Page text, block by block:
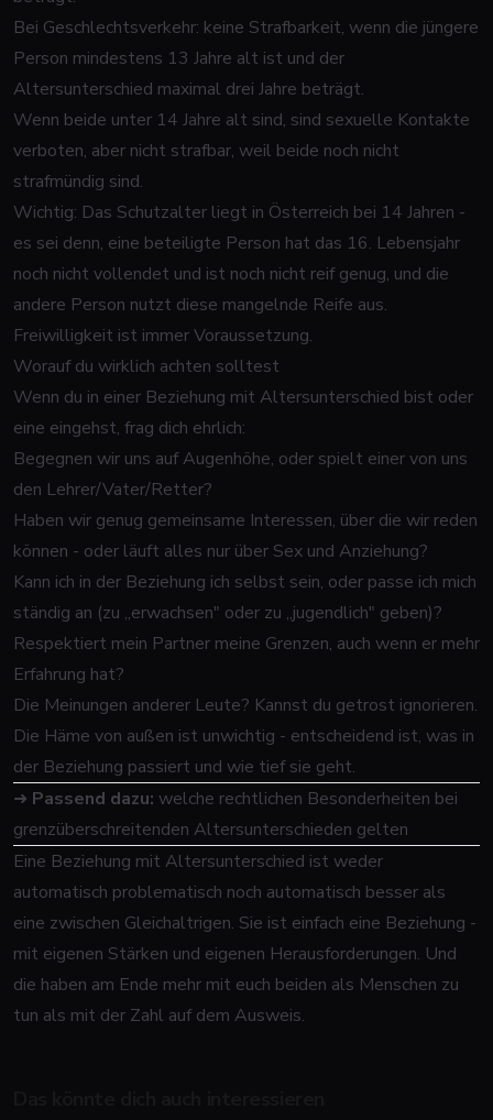
Bei Geschlechtsverkehr: keine Strafbarkeit, wenn die jüngere
Person mindestens 13 Jahre alt ist und der
Altersunterschied maximal drei Jahre beträgt.
Wenn beide unter 14 Jahre alt sind, sind sexuelle Kontakte
verboten, aber nicht strafbar, weil beide noch nicht
strafmündig sind.
Wichtig: Das Schutzalter liegt in Österreich bei 14 Jahren -
es sei denn, eine beteiligte Person hat das 16. Lebensjahr
noch nicht vollendet und ist noch nicht reif genug, und die
andere Person nutzt diese mangelnde Reife aus.
Freiwilligkeit ist immer Voraussetzung.
Worauf du wirklich achten solltest
Wenn du in einer Beziehung mit Altersunterschied bist oder
eine eingehst, frag dich ehrlich:
Begegnen wir uns auf Augenhöhe, oder spielt einer von uns
den Lehrer/Vater/Retter?
Haben wir genug gemeinsame Interessen, über die wir reden
können - oder läuft alles nur über Sex und Anziehung?
Kann ich in der Beziehung ich selbst sein, oder passe ich mich
ständig an (zu „erwachsen" oder zu „jugendlich" geben)?
Respektiert mein Partner meine Grenzen, auch wenn er mehr
Erfahrung hat?
Die Meinungen anderer Leute? Kannst du getrost ignorieren.
Die Häme von außen ist unwichtig - entscheidend ist, was in
der Beziehung passiert und wie tief sie geht.
➜ Passend dazu: welche rechtlichen Besonderheiten bei
grenzüberschreitenden Altersunterschieden gelten
Eine Beziehung mit Altersunterschied ist weder
automatisch problematisch noch automatisch besser als
eine zwischen Gleichaltrigen. Sie ist einfach eine Beziehung -
mit eigenen Stärken und eigenen Herausforderungen. Und
die haben am Ende mehr mit euch beiden als Menschen zu
tun als mit der Zahl auf dem Ausweis.